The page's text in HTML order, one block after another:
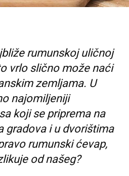
rumunskoj uličnoj
vrlo slično može naći
zemljama. U
najomiljeniji
koji se priprema na
gradova i u dvorištima
rumunski ćevap,
od našeg?